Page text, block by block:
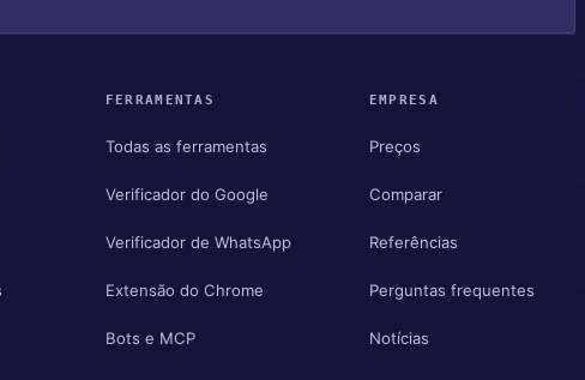
FERRAMENTAS
Todas as ferramentas
Verificador do Google
Verificador de WhatsApp
Extensão do Chrome
Bots e MCP
EMPRESA
Preços
Comparar
Referências
Perguntas frequentes
Notícias